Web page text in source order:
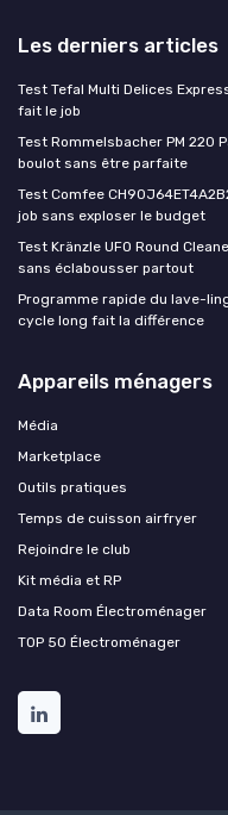
Les derniers articles
Test Tefal Multi Delices
fait le job
Test Rommelsbacher PM 220
boulot sans être parfaite
Test Comfee
job sans exploser le budget
Test Kränzle UFO Round
sans éclabousser partout
Programme rapide du lave-
cycle long fait la différence
Appareils ménagers
Média
Marketplace
Outils pratiques
Temps de cuisson airfryer
Rejoindre le club
Kit média et RP
Data Room Électroménager
TOP 50 Électroménager